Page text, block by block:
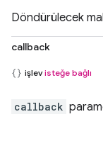
Döndürülecek
callback
işlevisteğe bağlı
callback